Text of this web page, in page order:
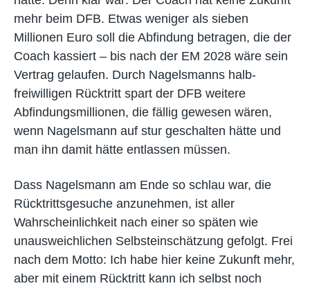
mehr beim DFB. Etwas weniger als sieben
Millionen Euro soll die Abfindung betragen, die der
Coach kassiert – bis nach der EM 2028 wäre sein
Vertrag gelaufen. Durch Nagelsmanns halb-
freiwilligen Rücktritt spart der DFB weitere
Abfindungsmillionen, die fällig gewesen wären,
wenn Nagelsmann auf stur geschalten hätte und
man ihn damit hätte entlassen müssen.
Dass Nagelsmann am Ende so schlau war, die
Rücktrittsgesuche anzunehmen, ist aller
Wahrscheinlichkeit nach einer so späten wie
unausweichlichen Selbsteinschätzung gefolgt. Frei
nach dem Motto: Ich habe hier keine Zukunft mehr,
aber mit einem Rücktritt kann ich selbst noch